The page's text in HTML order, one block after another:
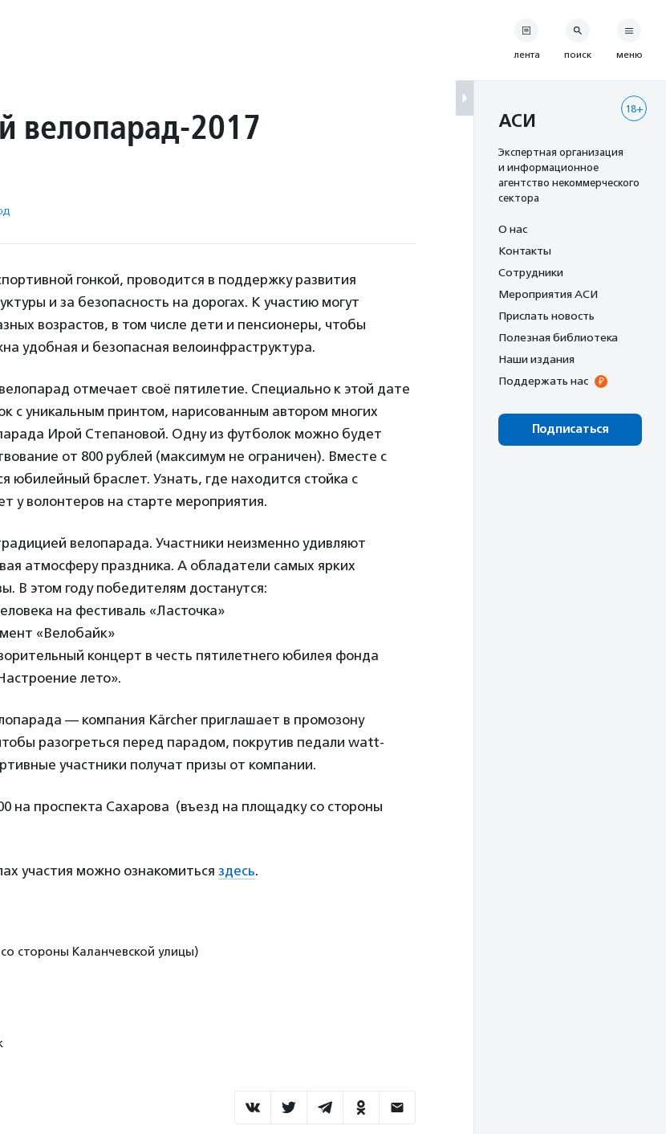
велопарад-2017
гонкой, проводится в поддержку развития
и за безопасность на дорогах. К участию могут
возрастов, в том числе дети и пенсионеры, чтобы
удобная и безопасная велоинфраструктура.
отмечает своё пятилетие. Специально к этой дате
с уникальным принтом, нарисованным автором многих
Ирой Степановой. Одну из футболок можно будет
от 800 рублей (максимум не ограничен). Вместе с
юбилейный браслет. Узнать, где находится стойка с
у волонтеров на старте мероприятия.
велопарада. Участники неизменно удивляют
атмосферу праздника. А обладатели самых ярких
В этом году победителям достанутся:
на фестиваль «Ласточка»
«Велобайк»
концерт в честь пятилетнего юбилея фонда
лето».
— компания Kärcher приглашает в промозону
разогреться перед парадом, покрутив педали watt-
участники получат призы от компании.
на проспекта Сахарова (въезд на площадку со стороны
участия можно ознакомиться здесь.
стороны Каланчевской улицы)
лента поиск меню
18+
АСИ
Экспертная организация
и информационное
агентство некоммерческого
сектора
О нас
Контакты
Сотрудники
Мероприятия АСИ
Прислать новость
Полезная библиотека
Наши издания
Поддержать нас
Подписаться